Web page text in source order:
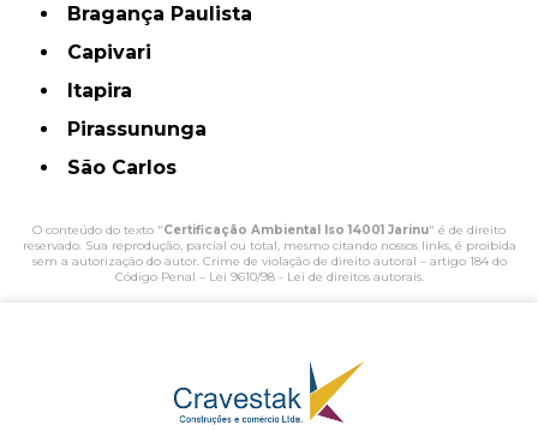
Bragança Paulista
Capivari
Itapira
Pirassununga
São Carlos
O conteúdo do texto "Certificação Ambiental Iso 14001 Jarinu" é de direito
reservado. Sua reprodução, parcial ou total, mesmo citando nossos links, é proibida
sem a autorização do autor. Crime de violação de direito autoral – artigo 184 do
Código Penal – Lei 9610/98 - Lei de direitos autorais.